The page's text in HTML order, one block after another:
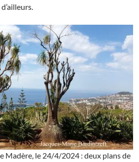
Madère, le 24/4/2024 : deux plans de